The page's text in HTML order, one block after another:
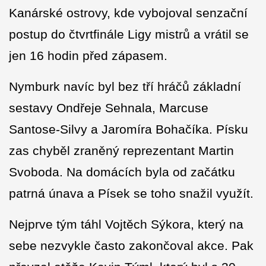
Kanárské ostrovy, kde vybojoval senzační
postup do čtvrtfinále Ligy mistrů a vrátil se
jen 16 hodin před zápasem.
Nymburk navíc byl bez tří hráčů základní
sestavy Ondřeje Sehnala, Marcuse
Santose-Silvy a Jaromíra Bohačíka. Písku
zas chyběl zraněný reprezentant Martin
Svoboda. Na domácích byla od začátku
patrná únava a Písek se toho snažil využít.
Nejprve tým táhl Vojtěch Sýkora, který na
sebe nezvykle často zakončoval akce. Pak